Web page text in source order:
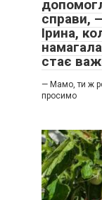
справи,
Ірина,
стає
— Мамо, ти ж
просимо